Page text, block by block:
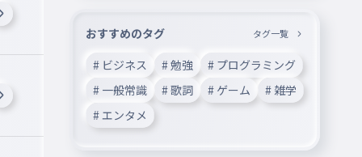
おすすめのタグ タグ一覧
# ビジネス # 勉強
# プログラミング
# 一般常識
# 歌詞 # ゲーム
# 雑学
# エンタメ